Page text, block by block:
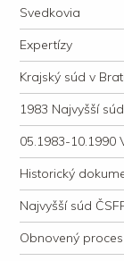
Svedkovia
Expertízy
Krajský súd v
1983 Najvyšší
05.1983-10.1990
Historický
Najvyšší súd
Obnovený